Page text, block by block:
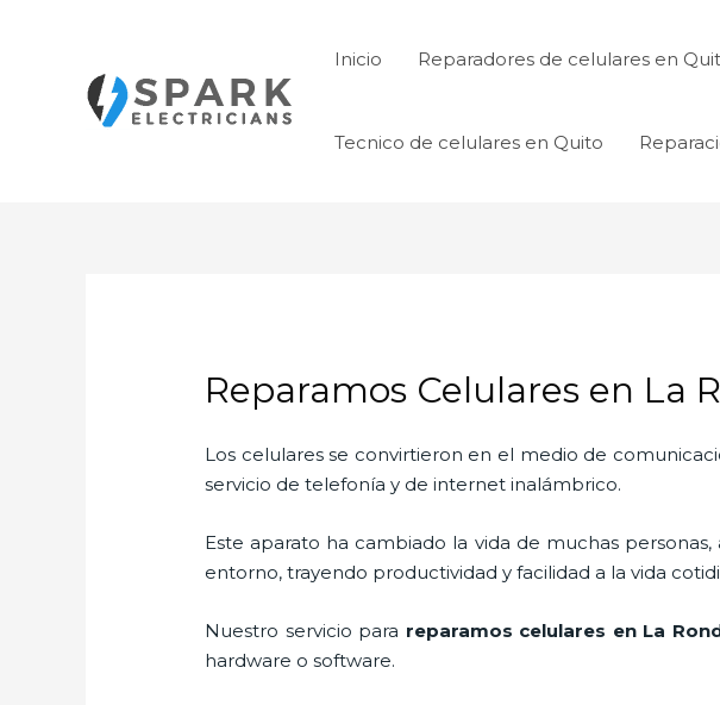
Inicio Reparadores de celulares en
Tecnico de celulares en Quito
Reparamos Celulares en La
Los celulares se convirtieron en el medio de
servicio de telefonía y de internet inalámbrico.
Este aparato ha cambiado la vida de muchas
entorno, trayendo productividad y facilidad a la vida
Nuestro servicio para reparamos celulares en La
hardware o software.